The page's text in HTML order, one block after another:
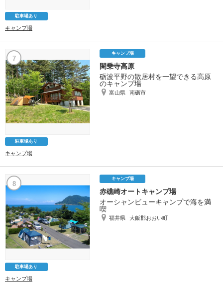
駐車場あり
キャンプ場
7
キャンプ場
閑乗寺高原
砺波平野の散居村を一望できる高原
のキャンプ場
富山県 南砺市
駐車場あり
キャンプ場
8
キャンプ場
赤礁崎オートキャンプ場
オーシャンビューキャンプで海を満
喫
福井県 大飯郡おおい町
駐車場あり
キャンプ場